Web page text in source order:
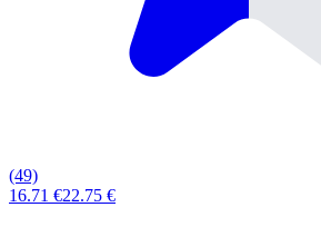
(49)
16.71 €22.75 €